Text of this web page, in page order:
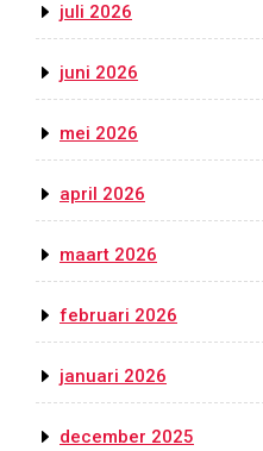
juli 2026
juni 2026
mei 2026
april 2026
maart 2026
februari 2026
januari 2026
december 2025